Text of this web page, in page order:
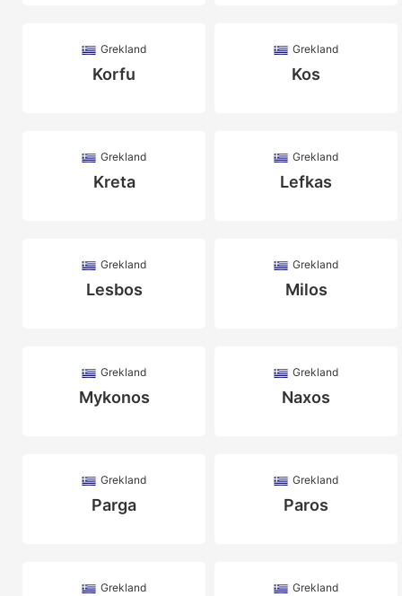
Grekland
Korfu
Grekland
Kos
Grekland
Kreta
Grekland
Lefkas
Grekland
Lesbos
Grekland
Milos
Grekland
Mykonos
Grekland
Naxos
Grekland
Parga
Grekland
Paros
Grekland Grekland